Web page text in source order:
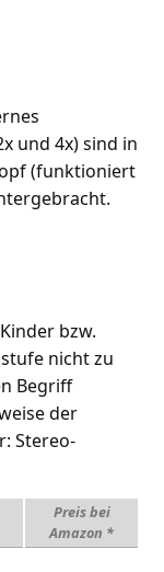
und 4x) sind in
(funktioniert
bzw.
nicht zu
Begriff
der
Stereo-
Preis bei
Amazon *